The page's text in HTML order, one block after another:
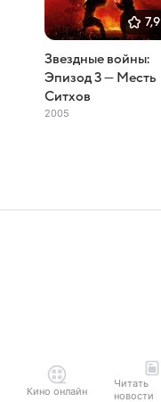
7,9
Звездные войны:
Эпизод 3 — Месть
Ситхов
2005
Кино онлайн
Читать
новости